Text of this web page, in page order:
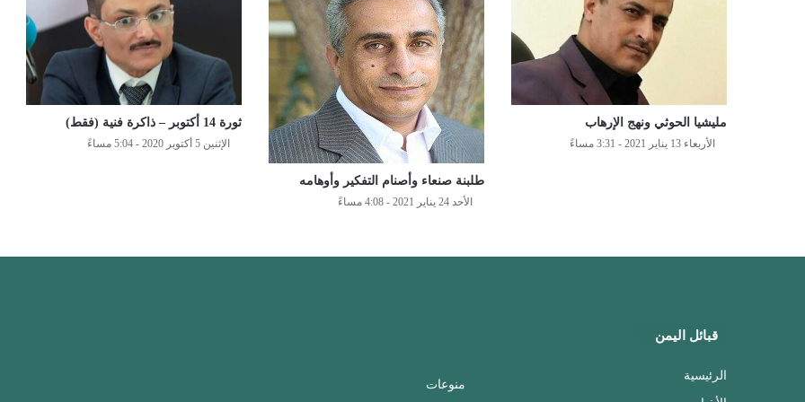
مليشيا الحوثي ونهج الإرهاب
الأربعاء 13 يناير 2021 - 3:31 مساءً
طلبنة صنعاء وأصنام التفكير وأوهامه
الأحد 24 يناير 2021 - 4:08 مساءً
ثورة 14 أكتوبر – ذاكرة فنية (فقط)
الإثنين 5 أكتوبر 2020 - 5:04 مساءً
قبائل اليمن
الرئيسية
منوعات